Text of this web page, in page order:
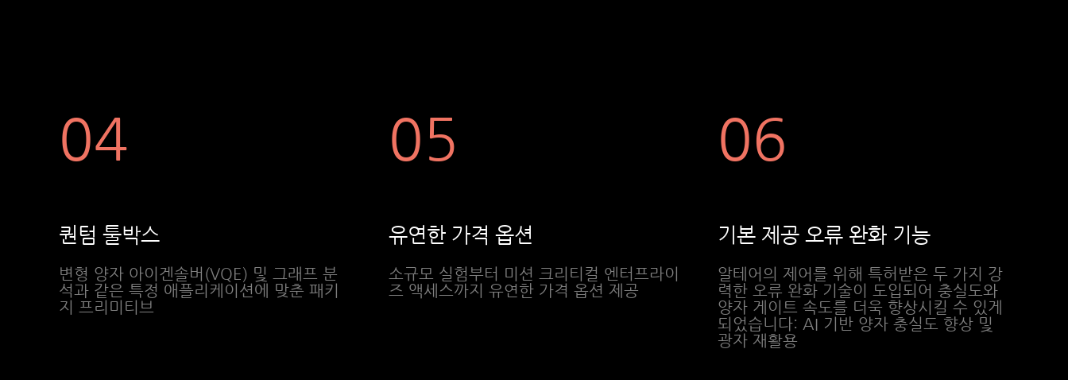
04
퀀텀 툴박스
변형 양자 아이겐솔버(VQE) 및 그래프 분
석과 같은 특정 애플리케이션에 맞춘 패키
지 프리미티브
05
유연한 가격 옵션
소규모 실험부터 미션 크리티컬 엔터프라이
즈 액세스까지 유연한 가격 옵션 제공
06
기본 제공 오류 완화 기능
알테어의 제어를 위해 특허받은 두 가지 강
력한 오류 완화 기술이 도입되어 충실도와
양자 게이트 속도를 더욱 향상시킬 수 있게
되었습니다: AI 기반 양자 충실도 향상 및
광자 재활용